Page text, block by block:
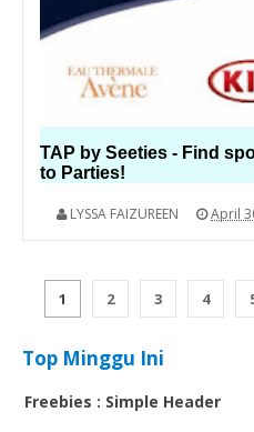
TAP by Seeties - Find
to Parties!
LYSSA FAIZUREEN April
1 2 3 4
Top Minggu Ini
Freebies : Simple Header